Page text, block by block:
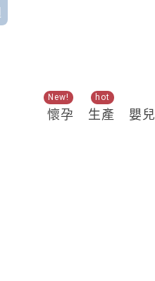
懷孕
New!
生產
hot
嬰兒
關鍵熱搜